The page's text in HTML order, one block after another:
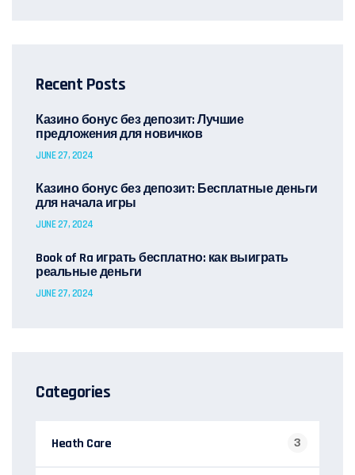
Recent Posts
Казино бонус без депозит: Лучшие
предложения для новичков
JUNE 27, 2024
Казино бонус без депозит: Бесплатные деньги
для начала игры
JUNE 27, 2024
Book of Ra играть бесплатно: как выиграть
реальные деньги
JUNE 27, 2024
Categories
Heath Care 3